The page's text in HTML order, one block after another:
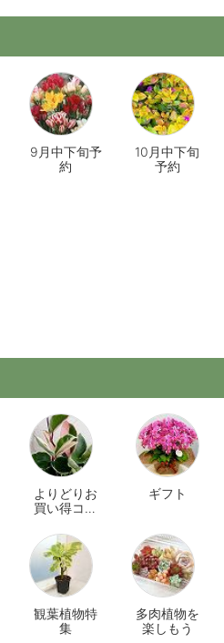
9月中下旬予
約
10月中下旬
予約
よりどりお
買い得コー
ギフト
観葉植物特
集
多肉植物を
楽しもう